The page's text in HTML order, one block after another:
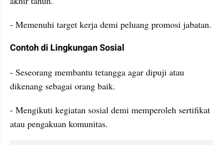
- Memenuhi target kerja demi peluang promosi jabatan.
Contoh di Lingkungan Sosial
- Seseorang membantu tetangga agar dipuji atau
dikenang sebagai orang baik.
- Mengikuti kegiatan sosial demi memperoleh sertifikat
atau pengakuan komunitas.